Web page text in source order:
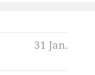
31 Jan.